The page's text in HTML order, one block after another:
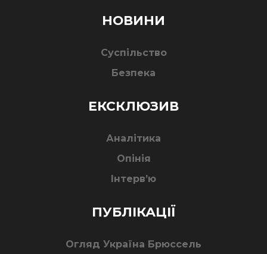
НОВИНИ
Суспільство
Безпека
ЕКСКЛЮЗИВ
Аналітика
Опінія
Інтерв’ю
ПУБЛІКАЦІЇ
Огляд Україна Брюссель